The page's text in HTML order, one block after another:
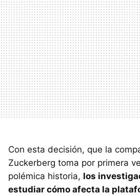
Con esta decisión, que la
Zuckerberg toma por primera
polémica historia, los
estudiar cómo afecta la